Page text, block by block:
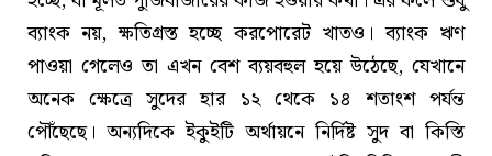
ব্যাংক নয়, ক্ষতিগ্রস্ত হচ্ছে করপোরেট খাতও। ব্যাংক ঋণ
পাওয়া গেলেও তা এখন বেশ ব্যয়বহুল হয়ে উঠেছে, যেখানে
অনেক ক্ষেত্রে সুদের হার ১২ থেকে ১৪ শতাংশ পর্যন্ত
পৌঁছেছে। অন্যদিকে ইকুইটি অর্থায়নে নির্দিষ্ট সুদ বা কিস্তি